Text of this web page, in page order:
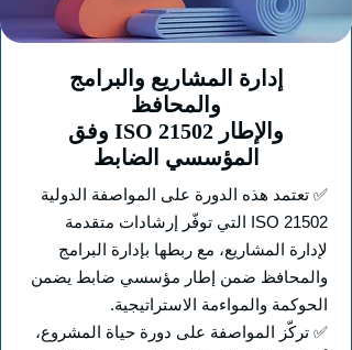
إدارة المشاريع والبرامج
والمحافظ
وفق ISO 21502 والإطار
المؤسسي الضابط
✅ تعتمد هذه الدورة على المواصفة الدولية
ISO 21502 التي توفّر إرشادات متقدمة
لإدارة المشاريع، مع ربطها بإدارة البرامج
والمحافظ ضمن إطار مؤسسي ضابط يضمن
الحوكمة والمواءمة الاستراتيجية.
✅ تركّز المواصفة على دورة حياة المشروع،